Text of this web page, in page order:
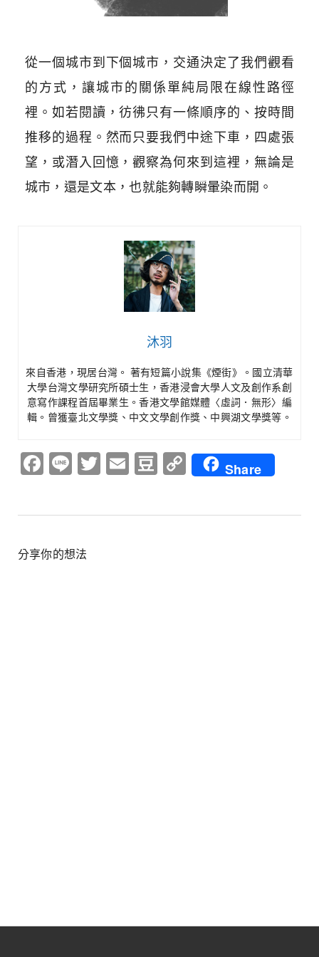
從一個城市到下個城市，交通決定了我們觀看
的方式，讓城市的關係單純局限在線性路徑
裡。如若閱讀，彷彿只有一條順序的、按時間
推移的過程。然而只要我們中途下車，四處張
望，或潛入回憶，觀察為何來到這裡，無論是
城市，還是文本，也就能夠轉瞬暈染而開。
沐羽
來自香港，現居台灣。 著有短篇小說集《煙街》。國立清華
大學台灣文學研究所碩士生，香港浸會大學人文及創作系創
意寫作課程首屆畢業生。香港文學館媒體〈虛詞．無形〉編
輯。曾獲臺北文學獎、中文文學創作獎、中興湖文學獎等。
Facebook
LineTwitter
EmailDouban
CopyShare
分享你的想法